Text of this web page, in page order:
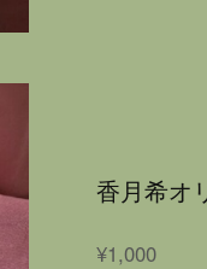
香月希オ
¥1,000